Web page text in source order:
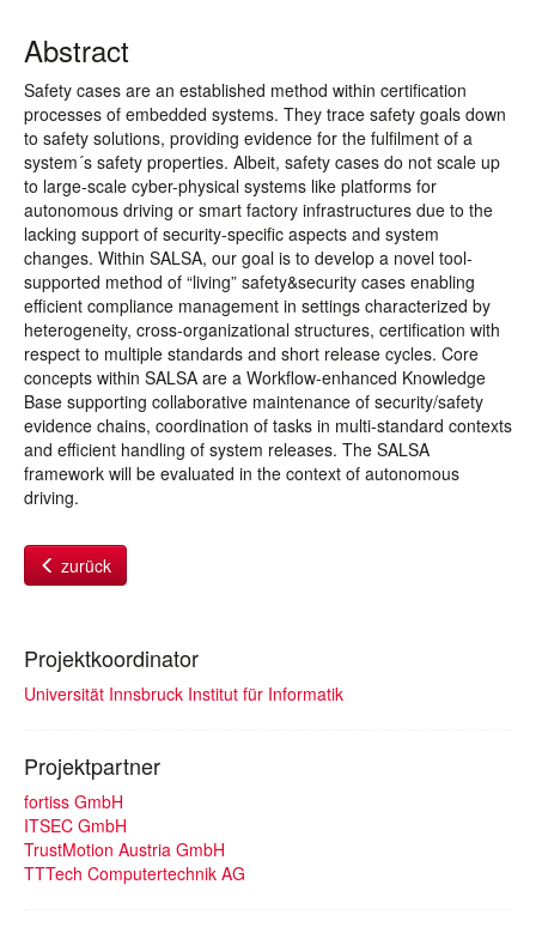
Abstract
Safety cases are an established method within certification
processes of embedded systems. They trace safety goals down
to safety solutions, providing evidence for the fulfilment of a
system´s safety properties. Albeit, safety cases do not scale up
to large-scale cyber-physical systems like platforms for
autonomous driving or smart factory infrastructures due to the
lacking support of security-specific aspects and system
changes. Within SALSA, our goal is to develop a novel tool-
supported method of “living” safety&security cases enabling
efficient compliance management in settings characterized by
heterogeneity, cross-organizational structures, certification with
respect to multiple standards and short release cycles. Core
concepts within SALSA are a Workflow-enhanced Knowledge
Base supporting collaborative maintenance of security/safety
evidence chains, coordination of tasks in multi-standard contexts
and efficient handling of system releases. The SALSA
framework will be evaluated in the context of autonomous
driving.
zurück
Projektkoordinator
Universität Innsbruck Institut für Informatik
Projektpartner
fortiss GmbH
ITSEC GmbH
TrustMotion Austria GmbH
TTTech Computertechnik AG